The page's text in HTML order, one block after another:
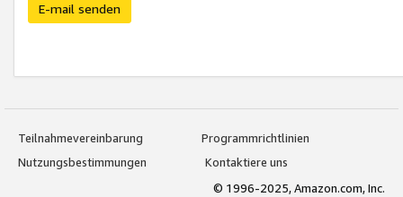
E-mail senden
Teilnahmevereinbarung
Programmrichtlinien
Nutzungsbestimmungen
Kontaktiere uns
© 1996-2025, Amazon.com, Inc.